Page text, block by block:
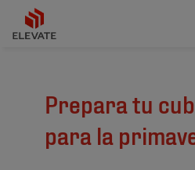
Prepara tu
para la